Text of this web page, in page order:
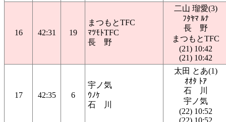
16 42:31 19
まつもとTFC
ﾏﾂﾓﾄTFC
長 野
二山 瑠愛(3)
ﾌﾀﾔﾏ ﾙﾅ
長 野
まつもとTFC
(21) 10:42
(21) 10:42
17 42:35 6
宇ノ気
ｳﾉｹ
石 川
太田 とあ(1)
ｵｵﾀ ﾄｱ
石 川
宇ノ気
(22) 10:52
(22) 10:52